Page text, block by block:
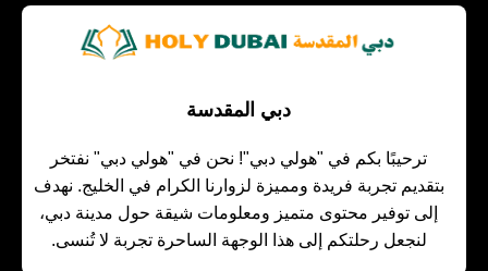
دبي المقدسة
ترحيبًا بكم في "هولي دبي"! نحن في "هولي دبي" نفتخر
بتقديم تجربة فريدة ومميزة لزوارنا الكرام في الخليج. نهدف
إلى توفير محتوى متميز ومعلومات شيقة حول مدينة دبي،
لنجعل رحلتكم إلى هذا الوجهة الساحرة تجربة لا تُنسى.